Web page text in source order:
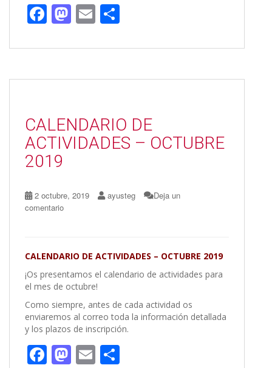
F
e
b
k
M
to
d
E
ai
l
m
p
r
CALENDARIO DE
ACTIVIDADES – OCTUBRE
2019
2 octubre, 2019 ayusteg
Deja un
comentario
CALENDARIO DE ACTIVIDADES – OCTUBRE 2019
¡Os presentamos el calendario de actividades para
el mes de octubre!
Como siempre, antes de cada actividad os
enviaremos al correo toda la información detallada
y los plazos de inscripción.
F M E